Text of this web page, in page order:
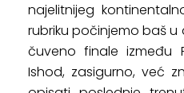
najelitnijeg
rubriku počinjemo baš u
čuveno finale između
Ishod, zasigurno, već